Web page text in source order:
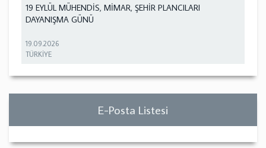
19 EYLÜL MÜHENDİS, MİMAR, ŞEHİR PLANCILARI
DAYANIŞMA GÜNÜ
19.09.2026
TÜRKİYE
E-Posta Listesi